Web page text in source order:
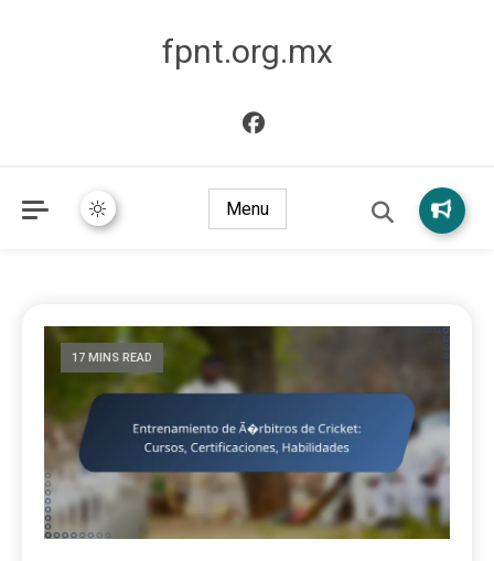
fpnt.org.mx
Menu
17 MINS READ